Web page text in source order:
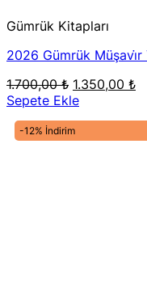
Gümrük Kitapları
2026 Gümrük Müşavi̇r
1.700,00₺ Orijinal
fiyat:
1.350,00 ₺Şu
Sepete Ekle
-12% İndirim